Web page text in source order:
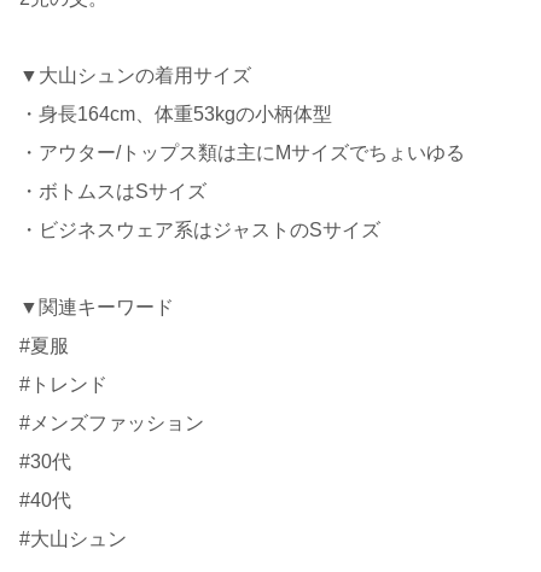
▼大山シュンの着用サイズ
・身長164cm、体重53kgの小柄体型
・アウター/トップス類は主にMサイズでちょいゆる
・ボトムスはSサイズ
・ビジネスウェア系はジャストのSサイズ
▼関連キーワード
#夏服
#トレンド
#メンズファッション
#30代
#40代
#大山シュン